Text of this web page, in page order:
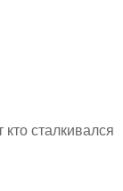
сталкивался